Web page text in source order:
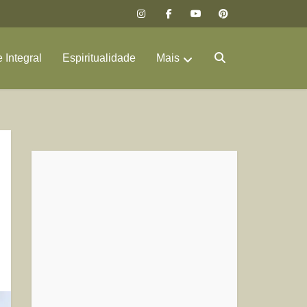
Integral Espiritualidade Mais